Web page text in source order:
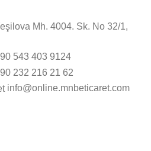
Mh. 4004. Sk. No 32/1,
543 403 9124
232 216 21 62
info@online.mnbeticaret.com